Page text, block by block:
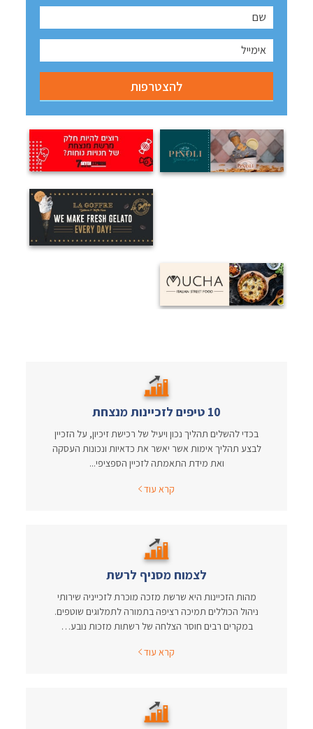
10 טיפים לזכיינות מנצחת
בכדי להשלים תהליך נכון ויעיל של רכישת זיכיון, על הזכיין
לבצע תהליך אימות אשר יאשר את כדאיות ונכונות העסקה
ואת מידת התאמתה לזכיין הספציפי...
קרא עוד
לצמוח מסניף לרשת
מהות הזכיינות היא שרשת מזכה מוכרת לזכייניה שירותי
ניהול הכוללים תמיכה רציפה בתמורה לתמלוגים שוטפים.
במקרים רבים חוסר הצלחה של רשתות מזכות נובע…
קרא עוד